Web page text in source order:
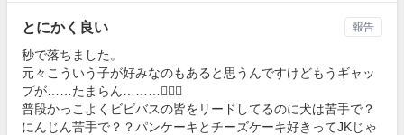
とにかく良い
秒で落ちました。
元々こういう子が好みなのもあると思うんですけどもうギャッ
プが……たまらん………🤦🏻‍♀️
普段かっこよくビビバスの皆をリードしてるのに犬は苦手で？
にんじん苦手で？？パンケーキとチーズケーキ好きってJKじゃ
報告